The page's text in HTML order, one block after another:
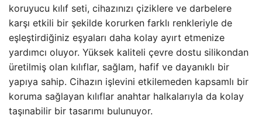
koruyucu kılıf seti, cihazınızı çiziklere ve darbelere
karşı etkili bir şekilde korurken farklı renkleriyle de
eşleştirdiğiniz eşyaları daha kolay ayırt etmenize
yardımcı oluyor. Yüksek kaliteli çevre dostu silikondan
üretilmiş olan kılıflar, sağlam, hafif ve dayanıklı bir
yapıya sahip. Cihazın işlevini etkilemeden kapsamlı bir
koruma sağlayan kılıflar anahtar halkalarıyla da kolay
taşınabilir bir tasarımı bulunuyor.